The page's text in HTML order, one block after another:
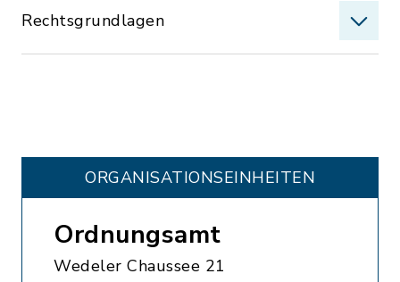
Rechtsgrundlagen
ORGANISATIONS­EINHEITEN
Ordnungsamt
Wedeler Chaussee 21